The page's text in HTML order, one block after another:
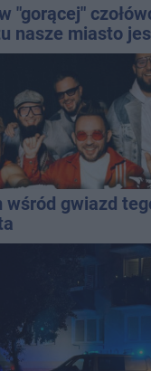
"gorącej"
nasze miasto
na
wśród gwiazd